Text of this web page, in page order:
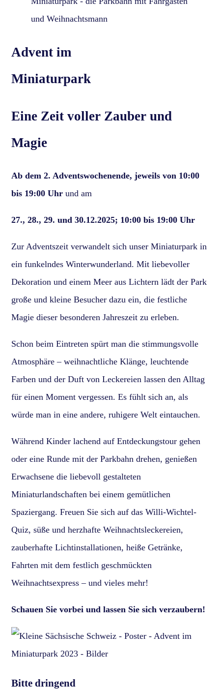
Advent im
Miniaturpark
Eine Zeit voller Zauber und
Magie
Ab dem 2. Adventswochenende, jeweils von 10:00
bis 19:00 Uhr und am
27., 28., 29. und 30.12.2025; 10:00 bis 19:00 Uhr
Zur Adventszeit verwandelt sich unser Miniaturpark in
ein funkelndes Winterwunderland. Mit liebevoller
Dekoration und einem Meer aus Lichtern lädt der Park
große und kleine Besucher dazu ein, die festliche
Magie dieser besonderen Jahreszeit zu erleben.
Schon beim Eintreten spürt man die stimmungsvolle
Atmosphäre – weihnachtliche Klänge, leuchtende
Farben und der Duft von Leckereien lassen den Alltag
für einen Moment vergessen. Es fühlt sich an, als
würde man in eine andere, ruhigere Welt eintauchen.
Während Kinder lachend auf Entdeckungstour gehen
oder eine Runde mit der Parkbahn drehen, genießen
Erwachsene die liebevoll gestalteten
Miniaturlandschaften bei einem gemütlichen
Spaziergang. Freuen Sie sich auf das Willi-Wichtel-
Quiz, süße und herzhafte Weihnachtsleckereien,
zauberhafte Lichtinstallationen, heiße Getränke,
Fahrten mit dem festlich geschmückten
Weihnachtsexpress – und vieles mehr!
Schauen Sie vorbei und lassen Sie sich verzaubern!
Bitte dringend